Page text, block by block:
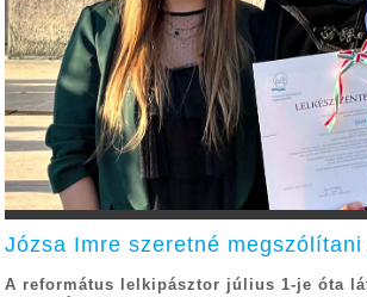
Józsa Imre szeretné
A református lelkipásztor július 1-je óta